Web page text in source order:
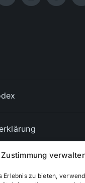
Zustimmung
Erlebnis zu bieten,